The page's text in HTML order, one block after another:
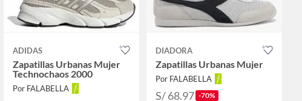
ADIDAS
Zapatillas Urbanas Mujer
Technochaos 2000
Por FALABELLA
DIADORA
Zapatillas Urbanas Mujer
Por FALABELLA
S/ 68.97 -70%